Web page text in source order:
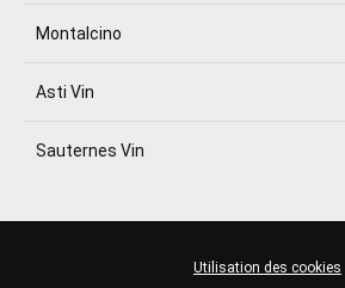
Montalcino
Asti Vin
Sauternes Vin
Utilisation des cookies